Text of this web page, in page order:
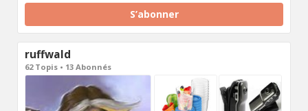
S’abonner
ruffwald
62 Topis • 13 Abonnés